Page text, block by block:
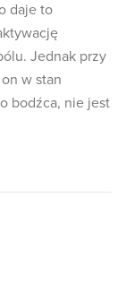
daje to
Jednak przy
w stan
bodźca, nie jest